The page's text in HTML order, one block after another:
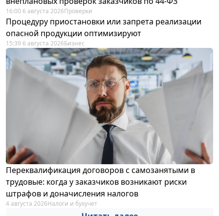
16:00 6 августа 2026Проверки
Процедуру приостановки или запрета реализации
опасной продукции оптимизируют
15:39 6 августа 2026Бизнес
Переквалификация договоров с самозанятыми в
трудовые: когда у заказчиков возникают риски
штрафов и доначисления налогов
4 августа 2026Налоги и бухучет